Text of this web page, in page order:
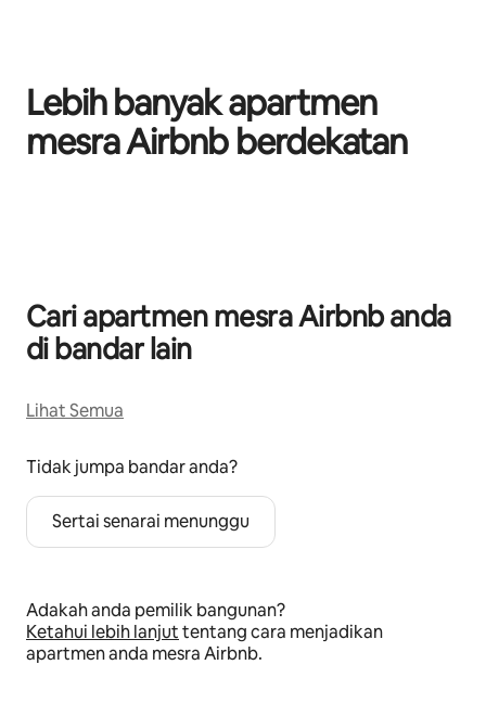
Lebih banyak apartmen
mesra Airbnb berdekatan
Cari apartmen mesra Airbnb anda
di bandar lain
Lihat Semua
Tidak jumpa bandar anda?
Sertai senarai menunggu
Adakah anda pemilik bangunan?
Ketahui lebih lanjuttentang cara menjadikan
apartmen anda mesra Airbnb.